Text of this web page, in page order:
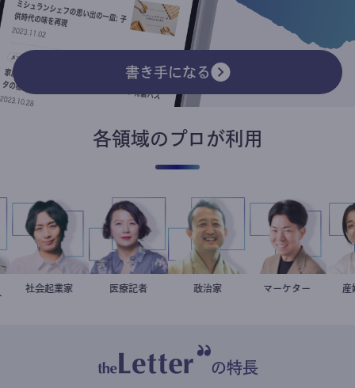
書き手になる
各領域のプロが利用
ト
駒崎弘樹
社会起業家 岩永直子
医療記者 小坂英二
政治家 室谷良平
マーケター
の特長